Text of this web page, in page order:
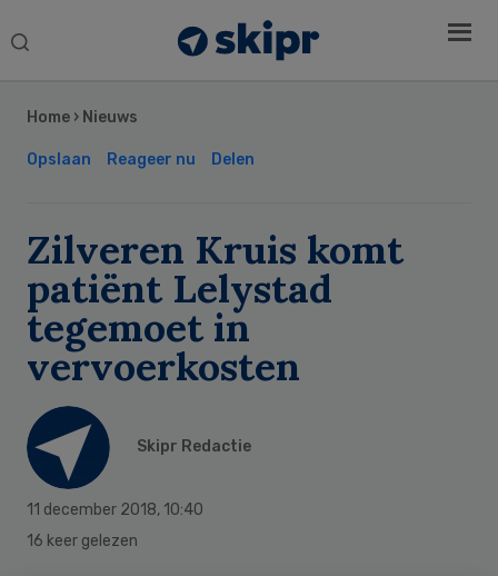
Search
Home › Nieuws
Opslaan Reageer nu Delen
Zilveren Kruis komt
patiënt Lelystad
tegemoet in
vervoerkosten
Skipr Redactie
11 december 2018, 10:40
16 keer gelezen
Sidebar